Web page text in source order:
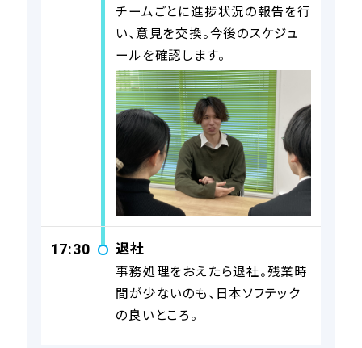
チームごとに進捗状況の報告を行
い、意見を交換。今後のスケジュ
ールを確認します。
17:30 退社
事務処理をおえたら退社。残業時
間が少ないのも、日本ソフテック
の良いところ。